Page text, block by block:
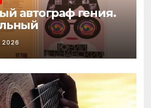
автограф гения.